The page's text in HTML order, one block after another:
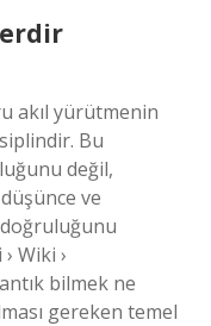
akıl yürütmenin
Bu
değil,
ve
Wiki ›
bilmek ne
gereken temel